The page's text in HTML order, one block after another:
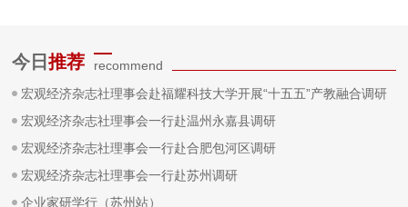
今日推荐
recommend
宏观经济杂志社理事会赴福耀科技大学开展“十五五”产教融合调研
宏观经济杂志社理事会一行赴温州永嘉县调研
宏观经济杂志社理事会一行赴合肥包河区调研
宏观经济杂志社理事会一行赴苏州调研
企业家研学行（苏州站）